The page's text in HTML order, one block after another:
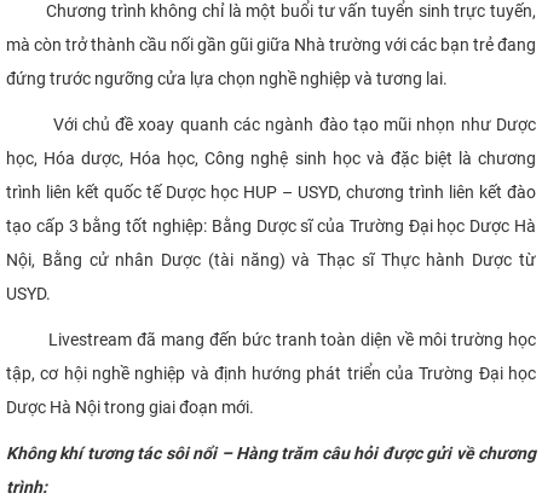
Chương trình không chỉ là một buổi tư vấn tuyển sinh trực tuyến,
mà còn trở thành cầu nối gần gũi giữa Nhà trường với các bạn trẻ đang
đứng trước ngưỡng cửa lựa chọn nghề nghiệp và tương lai.
Với chủ đề xoay quanh các ngành đào tạo mũi nhọn như Dược
học, Hóa dược, Hóa học, Công nghệ sinh học và đặc biệt là chương
trình liên kết quốc tế Dược học HUP – USYD, chương trình liên kết đào
tạo cấp 3 bằng tốt nghiệp: Bằng Dược sĩ của Trường Đại học Dược Hà
Nội, Bằng cử nhân Dược (tài năng) và Thạc sĩ Thực hành Dược từ
USYD.
Livestream đã mang đến bức tranh toàn diện về môi trường học
tập, cơ hội nghề nghiệp và định hướng phát triển của Trường Đại học
Dược Hà Nội trong giai đoạn mới.
Không khí tương tác sôi nổi – Hàng trăm câu hỏi được gửi về chương
trình: